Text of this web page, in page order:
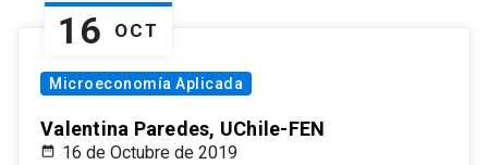
16 OCT
Microeconomía Aplicada
Valentina Paredes, UChile-FEN
16 de Octubre de 2019